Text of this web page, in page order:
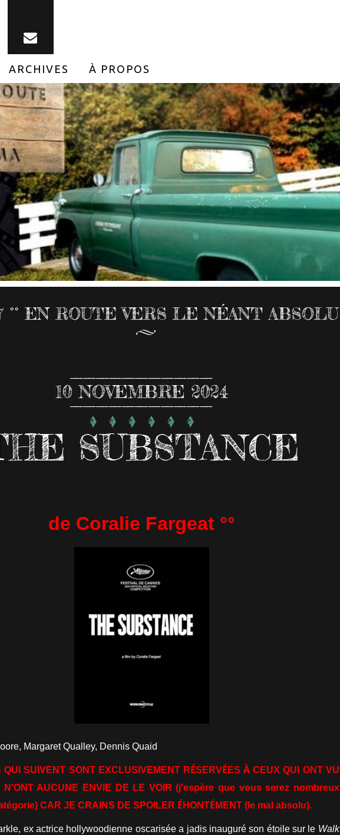
ARCHIVES À PROPOS
°° EN ROUTE VERS LE NÉANT ABSOLU
10 NOVEMBRE 2024
SUBSTANCE
de Coralie Fargeat °°
Margaret Qualley, Dennis Quaid
QUI SUIVENT SONT EXCLUSIVEMENT RÉSERVÉ ESÀ CEUX QUI ONT VU
N'ONT AUCUNE ENVIE DE LE VOIR (j'espère que vous serez nombreux
CAR JE CRAINS DE SPOILER É HONTÉ MENT (le mal absolu).
ex actrice hollywoodienne oscarisée a jadis inauguré son étoile sur le Walk